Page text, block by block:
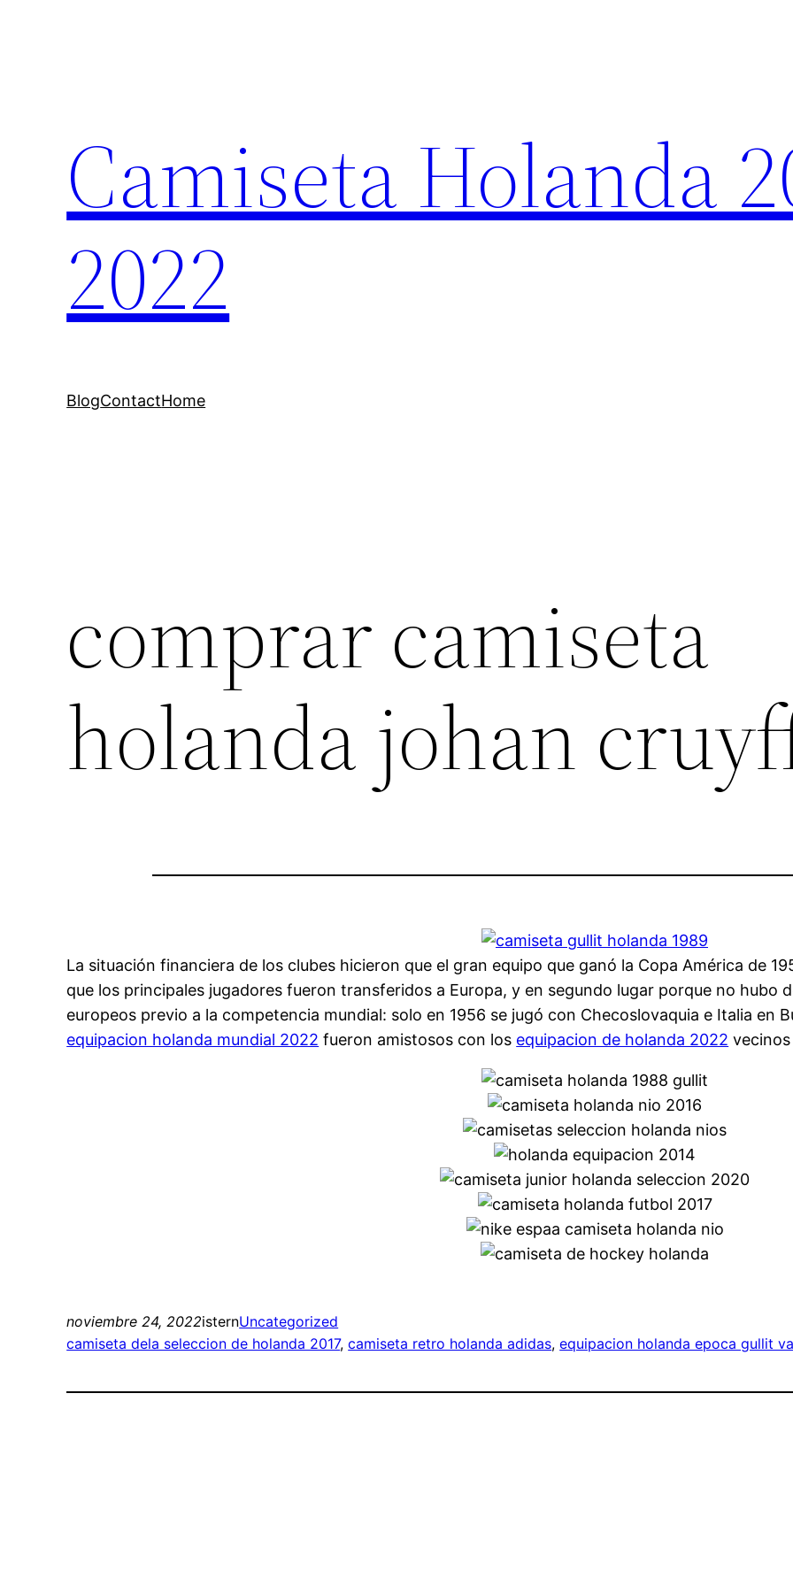
Camiseta Holanda
2022
BlogContactHome
comprar camiseta
holanda johan
La situación financiera de los clubes hicieron que el gran equipo que ganó la Copa América de
que los principales jugadores fueron transferidos a Europa, y en segundo lugar porque no hubo
europeos previo a la competencia mundial: solo en 1956 se jugó con Checoslovaquia e Italia en
equipacion holanda mundial 2022 fueron amistosos con los equipacion de holanda 2022
noviembre 24, 2022isternUncategorized
camiseta dela seleccion de holanda 2017, camiseta retro holanda adidas, equipacion holanda epoca gullit